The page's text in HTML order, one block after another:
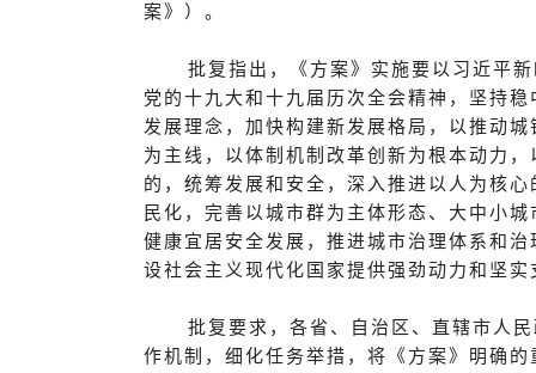
案》）。
批复指出，《方案》实施要以习近平
党的十九大和十九届历次全会精神，坚持
发展理念，加快构建新发展格局，以推动
为主线，以体制机制改革创新为根本动力
的，统筹发展和安全，深入推进以人为核
民化，完善以城市群为主体形态、大中小
健康宜居安全发展，推进城市治理体系和
设社会主义现代化国家提供强劲动力和坚实
批复要求，各省、自治区、直辖市人
作机制，细化任务举措，将《方案》明确